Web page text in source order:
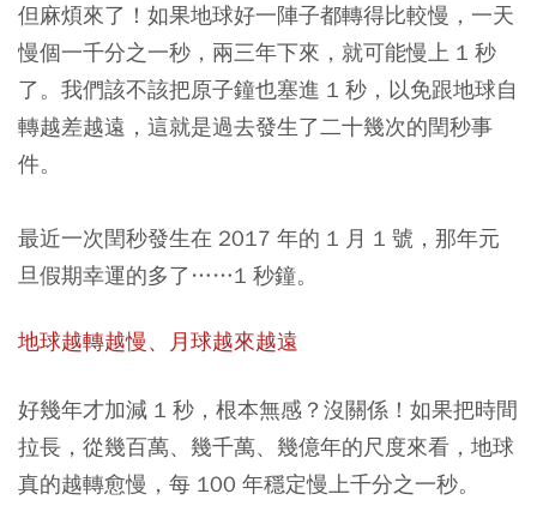
但麻煩來了！如果地球好一陣子都轉得比較慢，一天
慢個一千分之一秒，兩三年下來，就可能慢上 1 秒
了。我們該不該把原子鐘也塞進 1 秒，以免跟地球自
轉越差越遠，這就是過去發生了二十幾次的閏秒事
件。
最近一次閏秒發生在 2017 年的 1 月 1 號，那年元
旦假期幸運的多了……1 秒鐘。
地球越轉越慢、月球越來越遠
好幾年才加減 1 秒，根本無感？沒關係！如果把時間
拉長，從幾百萬、幾千萬、幾億年的尺度來看，地球
真的越轉愈慢，每 100 年穩定慢上千分之一秒。